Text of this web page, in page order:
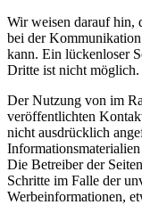
Wir weisen darauf hin,
bei der
kann. Ein lückenloser
Dritte ist nicht möglich.
Der Nutzung von im
veröffentlichten
nicht ausdrücklich
Die Betreiber der
Schritte im Falle der
Werbeinformationen,